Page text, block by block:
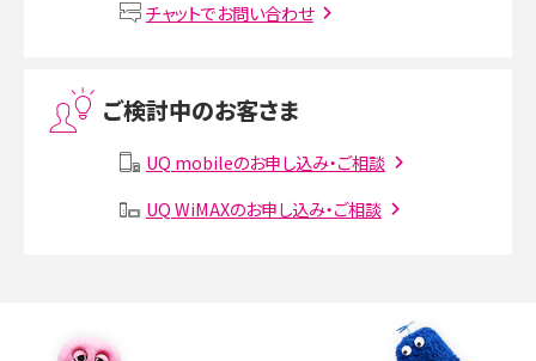
VPN接続とは？仕組みや必要性、メリット・デメリット、接続方法を解説
Instagram（インスタグラム）でスクショするとバレる？バレるケースや撮り方も解
SMSとは？料金やできること、注意点や届かない時の対処法を解説
iPhone 16eとiPhone SE（第3世代）の違いは？サイズやスペックを比較して解説
チャットでお問い合わせ
ご検討中のお客さま
UQ mobileのお申し込み・ご相談
UQ WiMAXのお申し込み・ご相談